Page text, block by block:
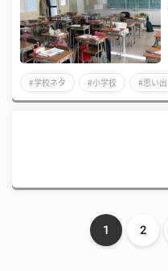
#学校ネタ #小学校 #思い出
1 2